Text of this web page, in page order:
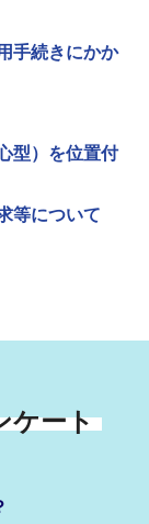
手続きにかか
型）を位置付
等について
ケート